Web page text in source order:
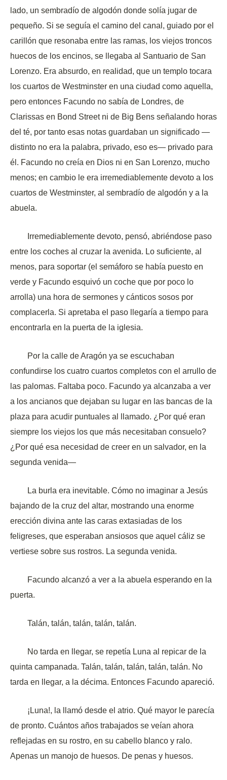
lado, un sembradío de algodón donde solía jugar de
pequeño. Si se seguía el camino del canal, guiado por el
carillón que resonaba entre las ramas, los viejos troncos
huecos de los encinos, se llegaba al Santuario de San
Lorenzo. Era absurdo, en realidad, que un templo tocara
los cuartos de Westminster en una ciudad como aquella,
pero entonces Facundo no sabía de Londres, de
Clarissas en Bond Street ni de Big Bens señalando horas
del té, por tanto esas notas guardaban un significado —
distinto no era la palabra, privado, eso es— privado para
él. Facundo no creía en Dios ni en San Lorenzo, mucho
menos; en cambio le era irremediablemente devoto a los
cuartos de Westminster, al sembradío de algodón y a la
abuela.
Irremediablemente devoto, pensó, abriéndose paso
entre los coches al cruzar la avenida. Lo suficiente, al
menos, para soportar (el semáforo se había puesto en
verde y Facundo esquivó un coche que por poco lo
arrolla) una hora de sermones y cánticos sosos por
complacerla. Si apretaba el paso llegaría a tiempo para
encontrarla en la puerta de la iglesia.
Por la calle de Aragón ya se escuchaban
confundirse los cuatro cuartos completos con el arrullo de
las palomas. Faltaba poco. Facundo ya alcanzaba a ver
a los ancianos que dejaban su lugar en las bancas de la
plaza para acudir puntuales al llamado. ¿Por qué eran
siempre los viejos los que más necesitaban consuelo?
¿Por qué esa necesidad de creer en un salvador, en la
segunda venida—
La burla era inevitable. Cómo no imaginar a Jesús
bajando de la cruz del altar, mostrando una enorme
erección divina ante las caras extasiadas de los
feligreses, que esperaban ansiosos que aquel cáliz se
vertiese sobre sus rostros. La segunda venida.
Facundo alcanzó a ver a la abuela esperando en la
puerta.
Talán, talán, talán, talán, talán.
No tarda en llegar, se repetía Luna al repicar de la
quinta campanada. Talán, talán, talán, talán, talán. No
tarda en llegar, a la décima. Entonces Facundo apareció.
¡Luna!, la llamó desde el atrio. Qué mayor le parecía
de pronto. Cuántos años trabajados se veían ahora
reflejadas en su rostro, en su cabello blanco y ralo.
Apenas un manojo de huesos. De penas y huesos.